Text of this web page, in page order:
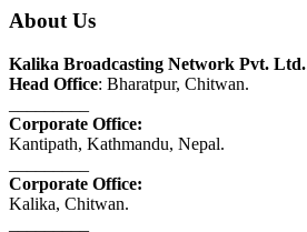
About Us
Kalika Broadcasting Network Pvt. Ltd.
Head Office: Bharatpur, Chitwan.
Corporate Office:
Kantipath, Kathmandu, Nepal.
Corporate Office:
Kalika, Chitwan.